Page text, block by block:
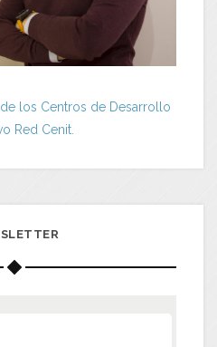
de los Centros de Desarrollo
Red Cenit.